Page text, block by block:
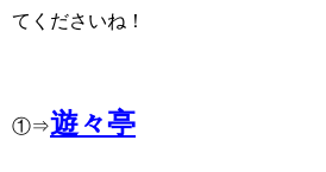
てくださいね！
①⇒遊々亭